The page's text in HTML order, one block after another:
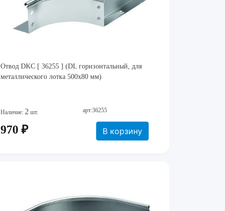
Отвод DKC [ 36255 ] (DL горизонтальный, для
металлического лотка 500х80 мм)
Наличие: 2 шт. арт:36255
970 ₽ В корзину